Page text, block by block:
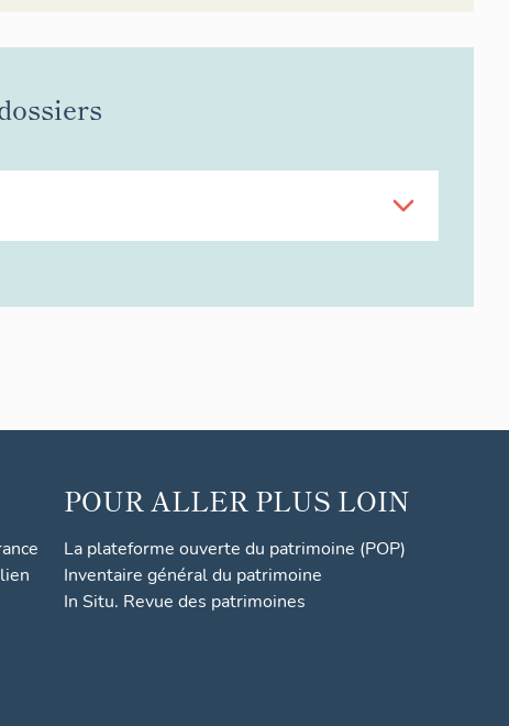
POUR ALLER PLUS LOIN
La plateforme ouverte du patrimoine (POP)
Inventaire général du patrimoine
In Situ. Revue des patrimoines